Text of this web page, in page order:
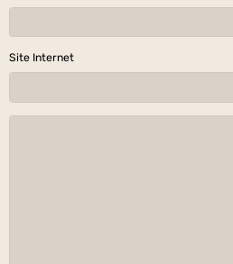
Site Internet